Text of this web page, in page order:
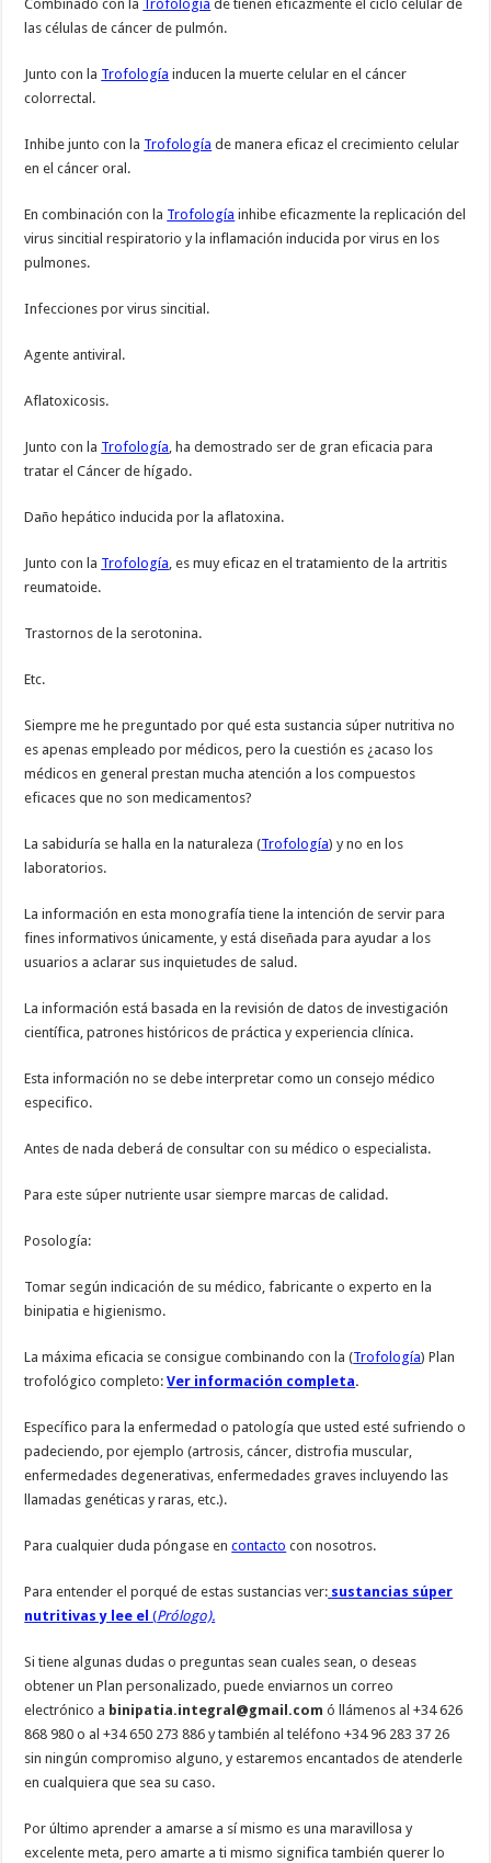
Combinado con la Trofología de tienen eficazmente el ciclo celular de
las células de cáncer de pulmón.
Junto con la Trofología inducen la muerte celular en el cáncer
colorrectal.
Inhibe junto con la Trofología de manera eficaz el crecimiento celular
en el cáncer oral.
En combinación con la Trofología inhibe eficazmente la replicación del
virus sincitial respiratorio y la inflamación inducida por virus en los
pulmones.
Infecciones por virus sincitial.
Agente antiviral.
Aflatoxicosis.
Junto con la Trofología, ha demostrado ser de gran eficacia para
tratar el Cáncer de hígado.
Daño hepático inducida por la aflatoxina.
Junto con la Trofología, es muy eficaz en el tratamiento de la artritis
reumatoide.
Trastornos de la serotonina.
Etc.
Siempre me he preguntado por qué esta sustancia súper nutritiva no
es apenas empleado por médicos, pero la cuestión es ¿acaso los
médicos en general prestan mucha atención a los compuestos
eficaces que no son medicamentos?
La sabiduría se halla en la naturaleza (Trofología) y no en los
laboratorios.
La información en esta monografía tiene la intención de servir para
fines informativos únicamente, y está diseñada para ayudar a los
usuarios a aclarar sus inquietudes de salud.
La información está basada en la revisión de datos de investigación
científica, patrones históricos de práctica y experiencia clínica.
Esta información no se debe interpretar como un consejo médico
especifico.
Antes de nada deberá de consultar con su médico o especialista.
Para este súper nutriente usar siempre marcas de calidad.
Posología:
Tomar según indicación de su médico, fabricante o experto en la
binipatia e higienismo.
La máxima eficacia se consigue combinando con la (Trofología) Plan
trofológico completo:Ver información completa.
Específico para la enfermedad o patología que usted esté sufriendo o
padeciendo, por ejemplo (artrosis, cáncer, distrofia muscular,
enfermedades degenerativas, enfermedades graves incluyendo las
llamadas genéticas y raras, etc.).
Para cualquier duda póngase encontacto con nosotros.
Para entender el porqué de estas sustancias ver: sustancias súper
nutritivas y lee el(Prólogo).
Si tiene algunas dudas o preguntas sean cuales sean, o deseas
obtener un Plan personalizado, puede enviarnos un correo
electrónico a binipatia.integral@gmail.com ó llámenos al +34 626
868 980 o al +34 650 273 886 y también al teléfono +34 96 283 37 26
sin ningún compromiso alguno, y estaremos encantados de atenderle
en cualquiera que sea su caso.
Por último aprender a amarse a sí mismo es una maravillosa y
excelente meta, pero amarte a ti mismo significa también querer lo